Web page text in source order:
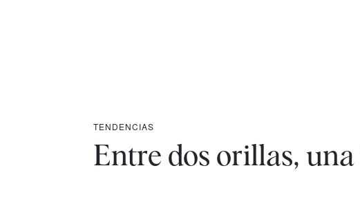
TENDENCIAS
Entre dos orillas, una